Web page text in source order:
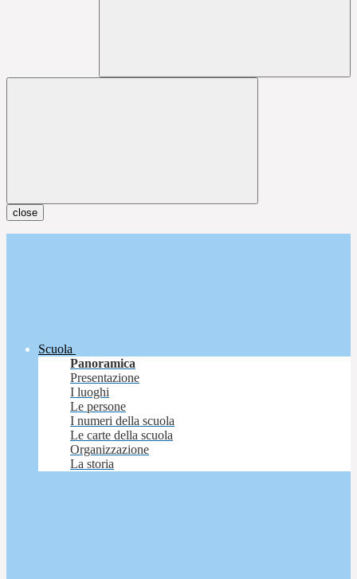
close
Scuola
Panoramica
Presentazione
I luoghi
Le persone
I numeri della scuola
Le carte della scuola
Organizzazione
La storia